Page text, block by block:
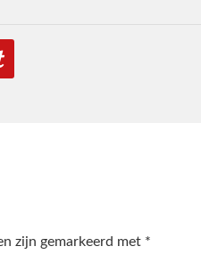
zijn gemarkeerd met *